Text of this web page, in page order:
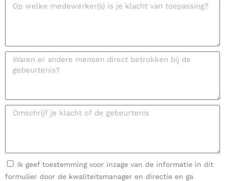
Ik geef toestemming voor inzage van de informatie in dit
formulier door de kwaliteitsmanager en directie en ga